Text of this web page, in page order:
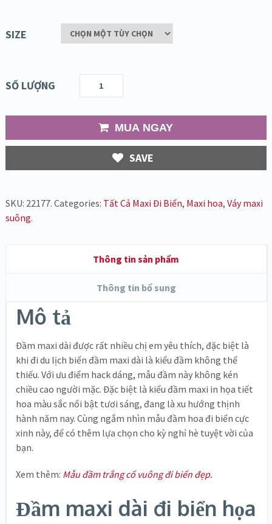
SIZE
SỐ LƯỢNG
MUA NGAY
SAVE
SKU: 22177. Categories: Tất Cả Maxi Đi Biển, Maxi hoa, Váy maxi
suông.
Thông tin sản phẩm
Thông tin bổ sung
Mô tả
Đầm maxi dài được rất nhiều chị em yêu thích, đặc biệt là
khi đi du lịch biển đầm maxi dài là kiểu đầm không thể
thiếu. Với ưu điểm hack dáng, mẫu đầm này không kén
chiều cao người mặc. Đặc biệt là kiểu đầm maxi in họa tiết
hoa màu sắc nổi bật tươi sáng, đang là xu hướng thịnh
hành năm nay. Cùng ngắm nhìn mẫu đầm hoa đi biển cực
xinh này, để có thêm lựa chọn cho kỳ nghỉ hè tuyệt vời của
bạn.
Xem thêm: Mẫu đầm trắng cổ vuông đi biển đẹp.
Đầm maxi dài đi biển họa